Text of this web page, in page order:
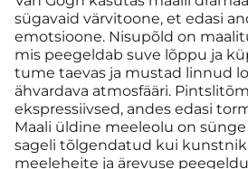
sügavaid värvitoone, et edasi
emotsioone. Nisupõld on
mis peegeldab suve lõppu ja
tume taevas ja mustad linnud
ähvardava atmosfääri.
ekspressiivsed, andes edasi
Maali üldine meeleolu on
sageli tõlgendatud kui
meeleheite ja ärevuse